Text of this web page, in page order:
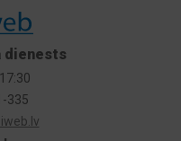
dienests
335